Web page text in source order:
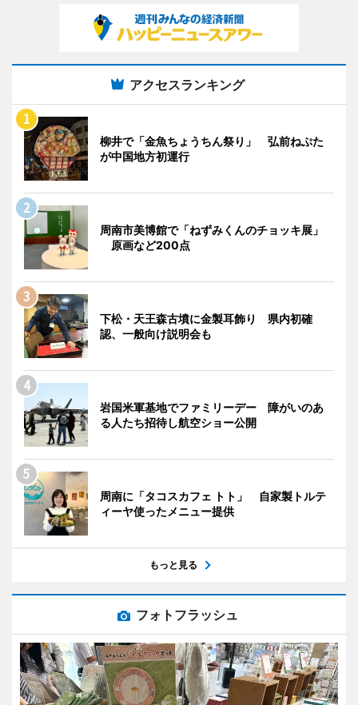
アクセスランキング
柳井で「金魚ちょうちん祭り」 弘前ねぷた
が中国地方初運行
周南市美博館で「ねずみくんのチョッキ展」
原画など200点
下松・天王森古墳に金製耳飾り 県内初確
認、一般向け説明会も
岩国米軍基地でファミリーデー 障がいのあ
る人たち招待し航空ショー公開
周南に「タコスカフェ トト」 自家製トルテ
ィーヤ使ったメニュー提供
もっと見る
フォトフラッシュ